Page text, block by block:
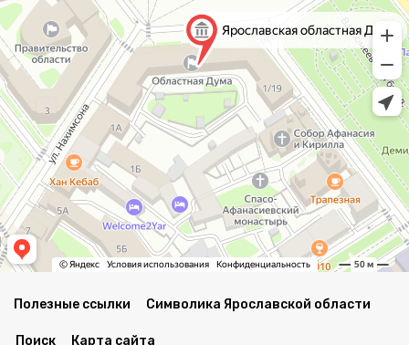
Полезные ссылки Символика Ярославской области
Поиск Карта сайта